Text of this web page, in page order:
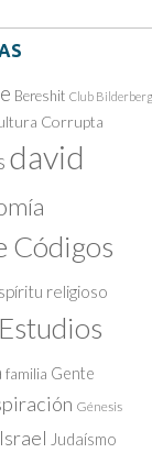
Bereshit Club Bilderberg
Corrupta
david
Códigos
religioso
Estudios
familia Gente
Génesis
Israel Judaísmo